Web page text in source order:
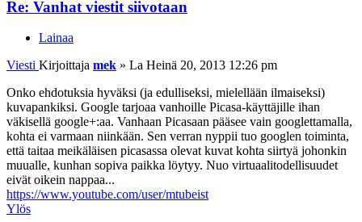
Re: Vanhat viestit siivotaan
Lainaa
Viesti Kirjoittaja mek » La Heinä 20, 2013 12:26 pm
Onko ehdotuksia hyväksi (ja edulliseksi, mielellään ilmaiseksi)
kuvapankiksi. Google tarjoaa vanhoille Picasa-käyttäjille ihan
väkisellä google+:aa. Vanhaan Picasaan pääsee vain googlettamalla,
kohta ei varmaan niinkään. Sen verran nyppii tuo googlen toiminta,
että taitaa meikäläisen picasassa olevat kuvat kohta siirtyä johonkin
muualle, kunhan sopiva paikka löytyy. Nuo virtuaalitodellisuudet
eivät oikein nappaa...
https://www.youtube.com/user/mtubeist
Ylös